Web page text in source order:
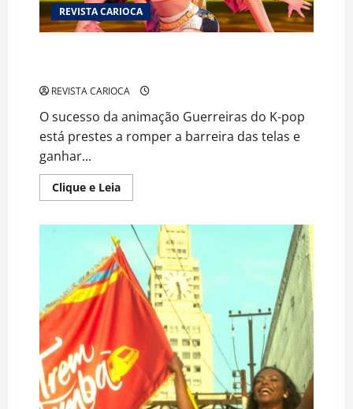
REVISTA CARIOCA
REVISTA CARIOCA
O sucesso da animação Guerreiras do K-pop
está prestes a romper a barreira das telas e
ganhar...
Clique e LeiaRead
more
streamings
aos
palcos:
Netflix
prepara
ofensiva
global
com
fenômeno
pop